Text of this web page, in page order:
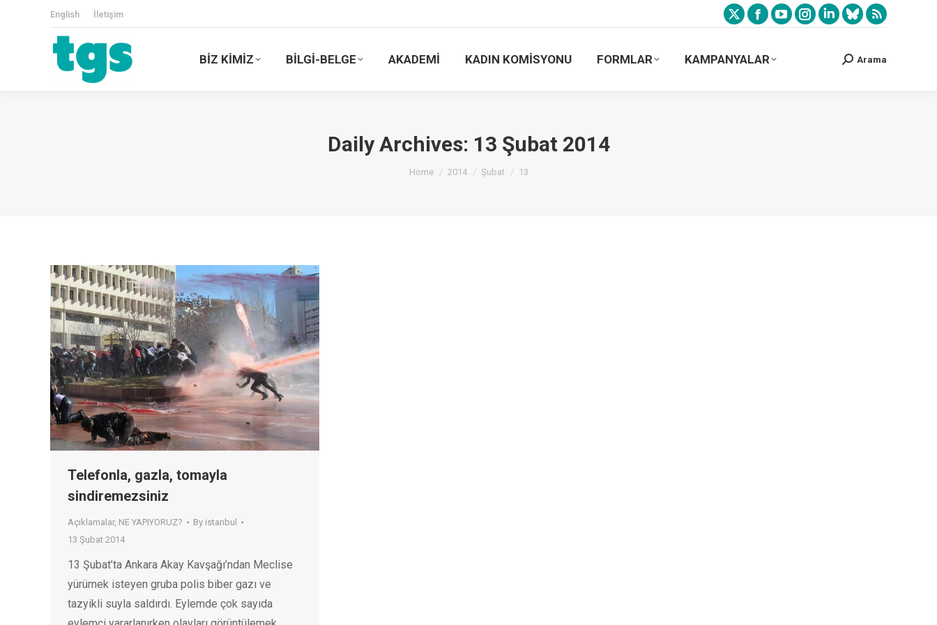
English İletişim
BİZ KİMİZ BİLGİ-BELGE AKADEMİ KADIN KOMİSYONU FORMLAR KAMPANYALAR Arama
Daily Archives: 13 Şubat 2014
You are here:
Home 2014 Şubat 13
Telefonla, gazla, tomayla
sindiremezsiniz
Açıklamalar, NE YAPIYORUZ? By istanbul
13 Şubat 2014
13 Şubat’ta Ankara Akay Kavşağı’ndan Meclise
yürümek isteyen gruba polis biber gazı ve
tazyikli suyla saldırdı. Eylemde çok sayıda